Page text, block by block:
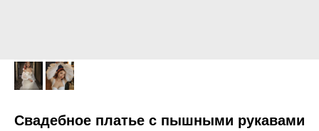
Свадебное платье с пышными рукавами